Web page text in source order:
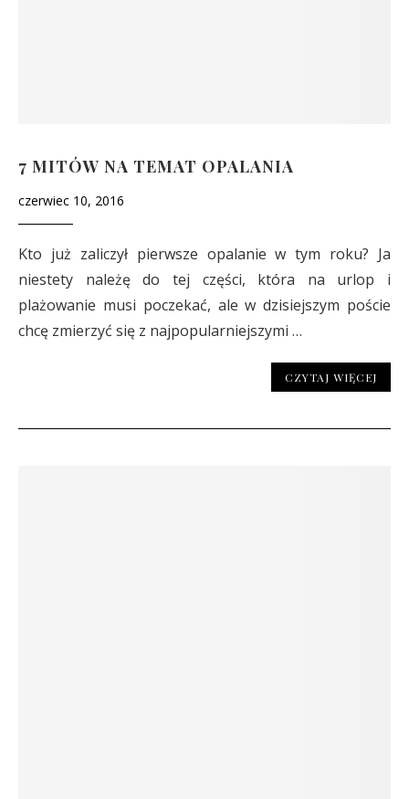
7 MITÓW NA TEMAT OPALANIA
czerwiec 10, 2016
Kto już zaliczył pierwsze opalanie w tym roku? Ja
niestety należę do tej części, która na urlop i
plażowanie musi poczekać, ale w dzisiejszym poście
chcę zmierzyć się z najpopularniejszymi …
CZYTAJ WIĘCEJ